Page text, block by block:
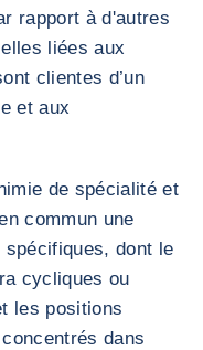
rapport à d'autres
liées aux
clientes d’un
et aux
de spécialité et
commun une
dont le
cycliques ou
les positions
dans